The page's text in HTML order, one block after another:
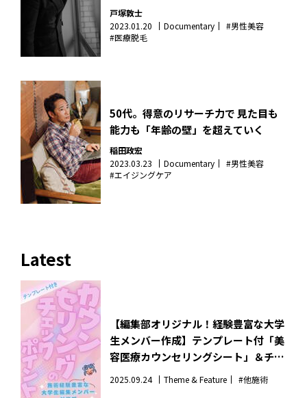
戸塚敦士
2023.01.20
Documentary
#男性美容
#医療脱毛
50代。得意のリサーチ力で 見た目も
能力も「年齢の壁」を超えていく
稲田政宏
2023.03.23
Documentary
#男性美容
#エイジングケア
Latest
【編集部オリジナル！経験豊富な大学
生メンバー作成】テンプレート付「美
容医療カウンセリングシート」＆チェ
ックポイント。施術不安な人のお守り
2025.09.24 Theme & Feature #他施術